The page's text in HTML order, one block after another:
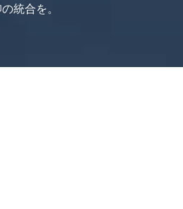
統合を。